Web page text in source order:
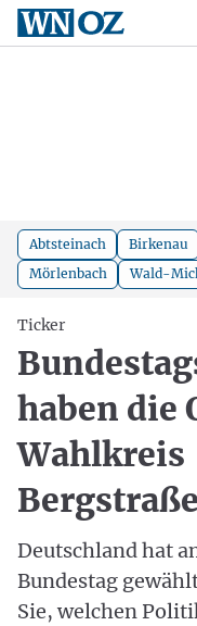
Abtsteinach Birkenau
Mörlenbach
Wald-
Ticker
haben die
Wahlkreis
Deutschland hat
Bundestag
Sie, welchen